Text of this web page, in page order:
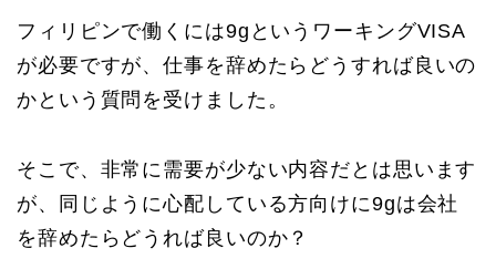
フィリピンで働くには9gというワーキングVISA
が必要ですが、仕事を辞めたらどうすれば良いの
かという質問を受けました。
そこで、非常に需要が少ない内容だとは思います
が、同じように心配している方向けに9gは会社
を辞めたらどうれば良いのか？